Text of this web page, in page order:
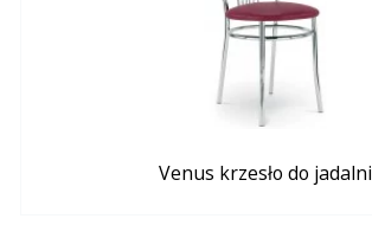
Venus krzesło do jadalni